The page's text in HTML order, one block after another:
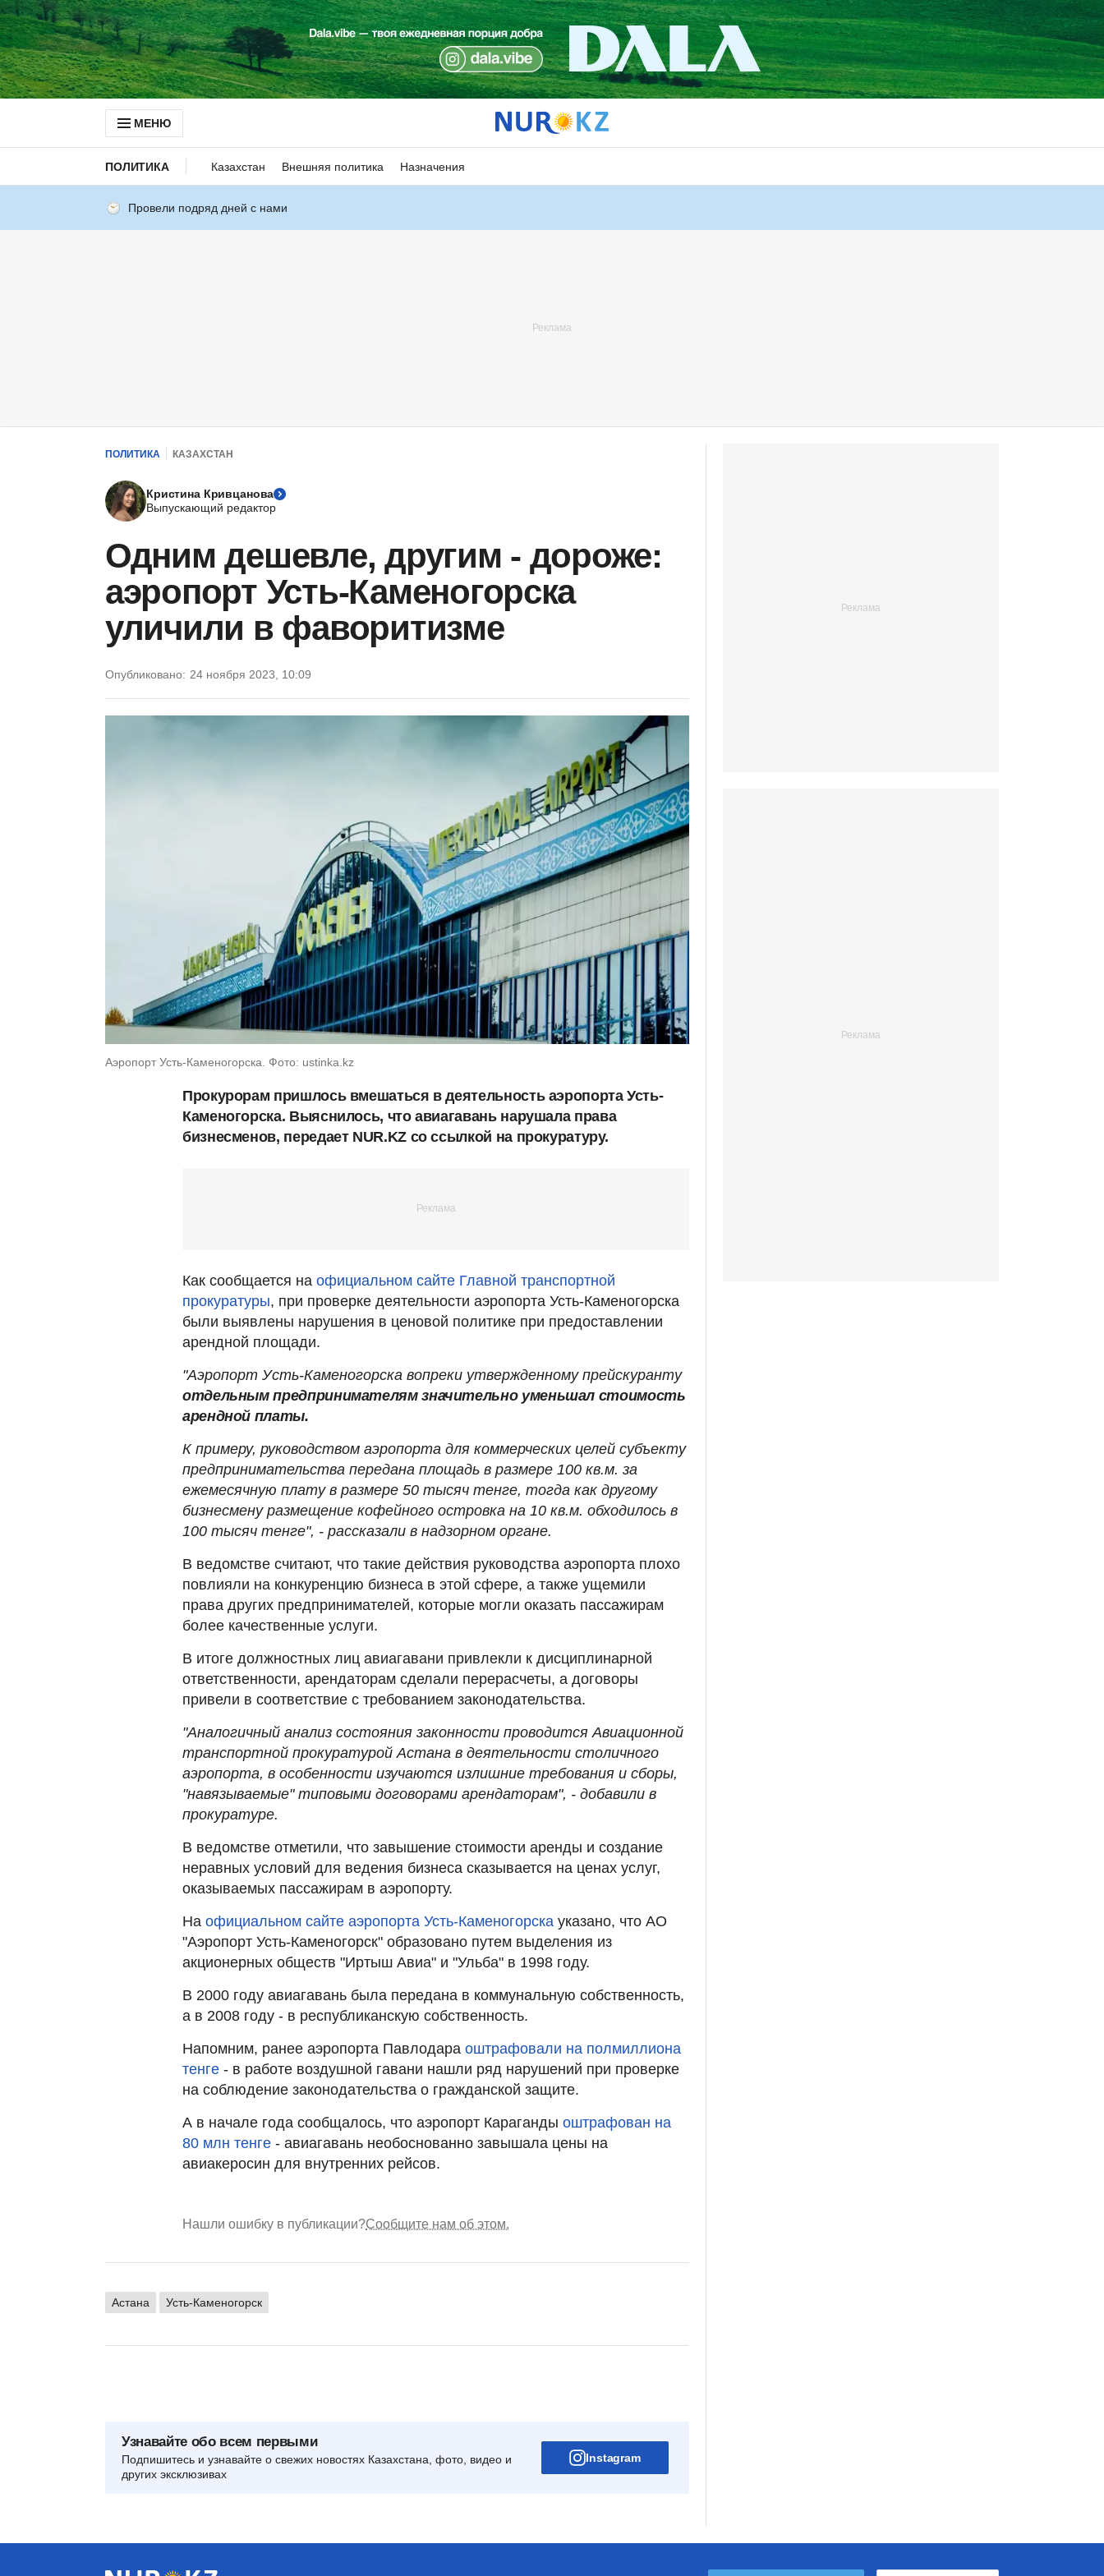
МЕНЮ
ПОЛИТИКА Казахстан Внешняя политика Назначения
Провели подряд дней с нами
ПОЛИТИКА КАЗАХСТАН
Кристина Кривцанова
Выпускающий редактор
Одним дешевле, другим - дороже:
аэропорт Усть-Каменогорска
уличили в фаворитизме
Опубликовано: 24 ноября 2023, 10:09
Аэропорт Усть-Каменогорска. Фото: ustinka.kz
Прокурорам пришлось вмешаться в деятельность аэропорта Усть-
Каменогорска. Выяснилось, что авиагавань нарушала права
бизнесменов, передает NUR.KZ со ссылкой на прокуратуру.
Как сообщается на официальном сайте Главной транспортной
прокуратуры, при проверке деятельности аэропорта Усть-Каменогорска
были выявлены нарушения в ценовой политике при предоставлении
арендной площади.
"Аэропорт Усть-Каменогорска вопреки утвержденному прейскуранту
отдельным предпринимателям значительно уменьшал стоимость
арендной платы.
К примеру, руководством аэропорта для коммерческих целей субъекту
предпринимательства передана площадь в размере 100 кв.м. за
ежемесячную плату в размере 50 тысяч тенге, тогда как другому
бизнесмену размещение кофейного островка на 10 кв.м. обходилось в
100 тысяч тенге", - рассказали в надзорном органе.
В ведомстве считают, что такие действия руководства аэропорта плохо
повлияли на конкуренцию бизнеса в этой сфере, а также ущемили
права других предпринимателей, которые могли оказать пассажирам
более качественные услуги.
В итоге должностных лиц авиагавани привлекли к дисциплинарной
ответственности, арендаторам сделали перерасчеты, а договоры
привели в соответствие с требованием законодательства.
"Аналогичный анализ состояния законности проводится Авиационной
транспортной прокуратурой Астана в деятельности столичного
аэропорта, в особенности изучаются излишние требования и сборы,
"навязываемые" типовыми договорами арендаторам", - добавили в
прокуратуре.
В ведомстве отметили, что завышение стоимости аренды и создание
неравных условий для ведения бизнеса сказывается на ценах услуг,
оказываемых пассажирам в аэропорту.
На официальном сайте аэропорта Усть-Каменогорска указано, что АО
"Аэропорт Усть-Каменогорск" образовано путем выделения из
акционерных обществ "Иртыш Авиа" и "Ульба" в 1998 году.
В 2000 году авиагавань была передана в коммунальную собственность,
а в 2008 году - в республиканскую собственность.
Напомним, ранее аэропорта Павлодара оштрафовали на полмиллиона
тенге - в работе воздушной гавани нашли ряд нарушений при проверке
на соблюдение законодательства о гражданской защите.
А в начале года сообщалось, что аэропорт Караганды оштрафован на
80 млн тенге - авиагавань необоснованно завышала цены на
авиакеросин для внутренних рейсов.
Нашли ошибку в публикации?Сообщите нам об этом.
Астана Усть-Каменогорск
Узнавайте обо всем первыми
Подпишитесь и узнавайте о свежих новостях Казахстана, фото, видео и
других эксклюзивах
Instagram